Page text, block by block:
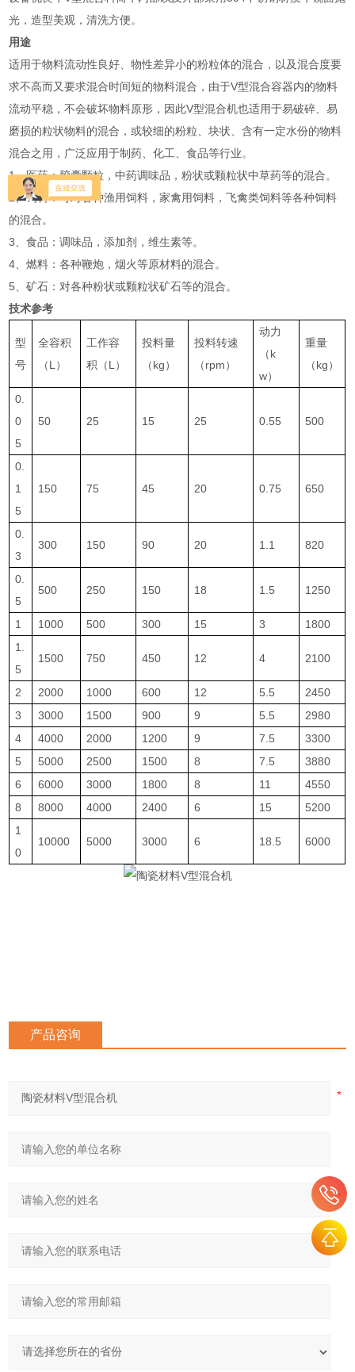
光，造型美观，清洗方便。
用途
适用于物料流动性良好、物性差异小的粉粒体的混合，以及混合度要
求不高而又要求混合时间短的物料混合，由于V型混合容器内的物料
流动平稳，不会破坏物料原形，因此V型混合机也适用于易破碎、易
磨损的粒状物料的混合，或较细的粉粒、块状、含有一定水份的物料
混合之用，广泛应用于制药、化工、食品等行业。
1、医药：胶囊颗粒，中药调味品，粉状或颗粒状中草药等的混合。
2、饲料：可对各种渔用饲料，家禽用饲料，飞禽类饲料等各种饲料
的混合。
3、食品：调味品，添加剂，维生素等。
4、燃料：各种鞭炮，烟火等原材料的混合。
5、矿石：对各种粉状或颗粒状矿石等的混合。
技术参考
型
号
全容积
（L）
工作容
积（L）
投料量
（kg）
投料转速
（rpm）
动力
（k
w）
重量
（kg）
0.
0
5
50 25 15 25 0.55 500
0.
1
5
150 75 45 20 0.75 650
0.
3
300 150 90 20 1.1 820
0.
5
500 250 150 18 1.5 1250
1 1000 500 300 15 3
1800
1.
5
1500 750 450 12 4 2100
2 2000 1000 600 12 5.5
2450
3
3000 1500 900 9 5.5
2980
4
4000 2000 1200 9 7.5
3300
5
5000 2500 1500 8 7.5
3880
6
6000 3000 1800 8 11
4550
8
8000 4000 2400 6 15
5200
1
0
10000 5000 3000 6 18.5 6000
产品咨询